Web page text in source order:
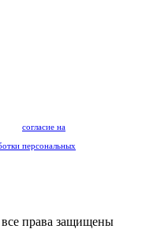
согласие на
персональных
права защищены